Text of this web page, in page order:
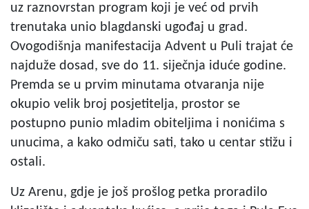
uz raznovrstan program koji je već od prvih
trenutaka unio blagdanski ugođaj u grad.
Ovogodišnja manifestacija Advent u Puli trajat će
najduže dosad, sve do 11. siječnja iduće godine.
Premda se u prvim minutama otvaranja nije
okupio velik broj posjetitelja, prostor se
postupno punio mladim obiteljima i nonićima s
unucima, a kako odmiču sati, tako u centar stižu i
ostali.
Uz Arenu, gdje je još prošlog petka proradilo